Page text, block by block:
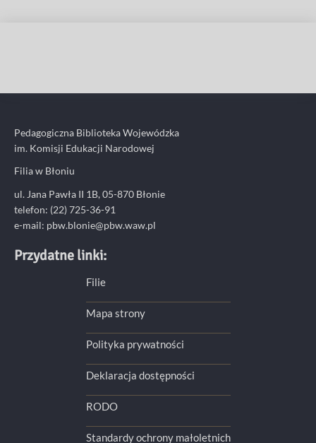
Pedagogiczna Biblioteka Wojewódzka
im. Komisji Edukacji Narodowej
Filia w Błoniu
ul. Jana Pawła II 1B, 05-870 Błonie
telefon: (22) 725-36-91
e-mail: pbw.blonie@pbw.waw.pl
Przydatne linki:
Filie
Mapa strony
Polityka prywatności
Deklaracja dostępności
RODO
Standardy ochrony małoletnich